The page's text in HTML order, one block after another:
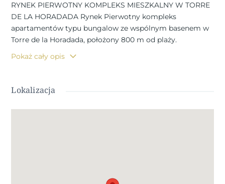
RYNEK PIERWOTNY KOMPLEKS MIESZKALNY W TORRE
DE LA HORADADA Rynek Pierwotny kompleks
apartamentów typu bungalow ze wspólnym basenem w
Torre de la Horadada, położony 800 m od plaży.
Wszystkie nieruchomości mają 2-3 sypialnie, 2 łazienki,
kuchnię na otwartym planie z częścią wypoczynkową,
prywatne ogrody i miejsca parkingowe. Dodatkowo
bungalowy na najwyższym piętrze mają prywatne
solarium. Torre de la Horadada znajduje się na południe
zaledwie 40 minut od lotnisk Alicante i Murcias Corvera, z
Pokaż cały opis
Lokalizacja